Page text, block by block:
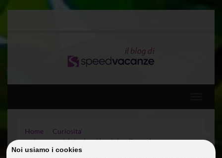
Noi usiamo i cookies
Home
Curiosita'
La spesa dei single – Uomini vs Donne!